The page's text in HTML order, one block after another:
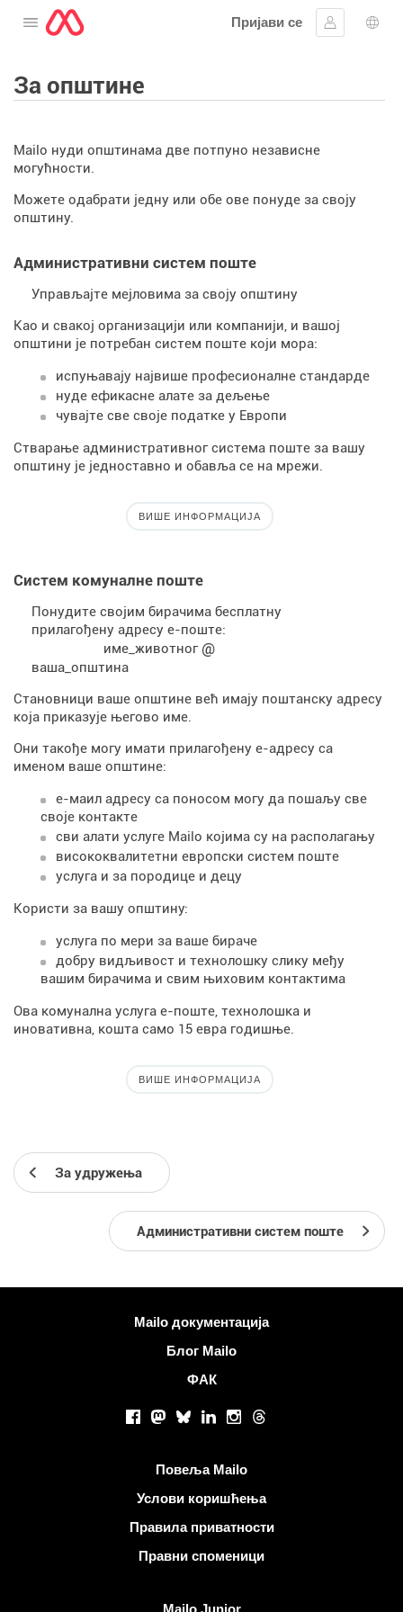
Отворите мени
Пријави се
Пријавите
За општине
Mailo нуди општинама две потпуно независне
могућности.
Можете одабрати једну или обе ове понуде за своју
општину.
Административни систем поште
Управљајте мејловима за своју општину
Као и свакој организацији или компанији, и вашој
општини је потребан систем поште који мора:
испуњавају највише професионалне стандарде
нуде ефикасне алате за дељење
чувајте све своје податке у Европи
Стварање административног система поште за вашу
општину је једноставно и обавља се на мрежи.
ВИШЕ ИНФОРМАЦИЈА
Систем комуналне поште
Понудите својим бирачима бесплатну
прилагођену адресу е-поште:
име_животног @
ваша_општина
Становници ваше општине већ имају поштанску адресу
која приказује његово име.
Они такође могу имати прилагођену е-адресу са
именом ваше општине:
е-маил адресу са поносом могу да пошаљу све
своје контакте
сви алати услуге Mailo којима су на располагању
висококвалитетни европски систем поште
услуга и за породице и децу
Користи за вашу општину:
услуга по мери за ваше бираче
добру видљивост и технолошку слику међу
вашим бирачима и свим њиховим контактима
Ова комунална услуга е-поште, технолошка и
иновативна, кошта само 15 евра годишње.
ВИШЕ ИНФОРМАЦИЈА
За удружења
Административни систем поште
Више информацијаMailo документација
Блог Mailo
ФАК
Facebook
Mastodon
BlueskyLinkedInInstagram
Threads
Повеља Mailo
Услови коришћења
Правила приватности
Правни споменици
Mailo Junior